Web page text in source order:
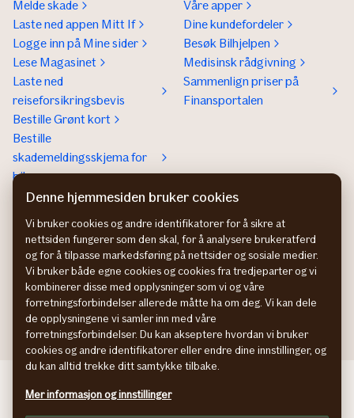
Melde skade
Laste ned appen Mitt If
Logge inn på Mine sider
Lese Magasinet
Laste ned
reiseforsikringsbevis
Bestille Grønt kort
Bestille
skademeldingsskjema for
bil
Våre apper
Dine kundefordeler
Besøk Bilhjelpen
Medisinsk rådgivning
Sammenlign priser på
Finansportalen
Om If
Om If
Bærekraft og klima
Jobb hos oss
Presse
Kontakt If
Kundeservice
Betaling og faktura
Hvis du ikke er fornøyd
Presse
Bedrift
If Skadeforsikring DK
Denne hjemmesiden bruker cookies
Vi bruker cookies og andre identifikatorer for å sikre at
nettsiden fungerer som den skal, for å analysere brukeratferd
og for å tilpasse markedsføring på nettsider og sosiale medier.
Vi bruker både egne cookies og cookies fra tredjeparter og vi
kombinerer disse med opplysninger som vi og våre
forretningsforbindelser allerede måtte ha om deg. Vi kan dele
de opplysningene vi samler inn med våre
forretningsforbindelser. Du kan akseptere hvordan vi bruker
cookies og andre identifikatorer eller endre dine innstillinger, og
du kan alltid trekke ditt samtykke tilbake.
Mer informasjon og innstillinger